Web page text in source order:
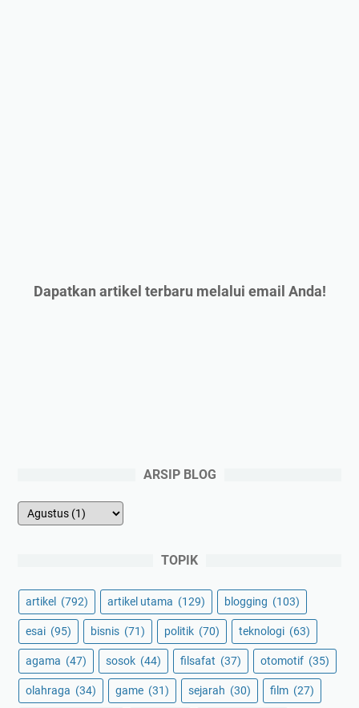
Dapatkan artikel terbaru melalui email Anda!
ARSIP BLOG
TOPIK
artikel (792) artikel utama (129) blogging (103)
esai (95) bisnis (71) politik (70) teknologi (63)
agama (47) sosok (44) filsafat (37) otomotif (35)
olahraga (34) game (31) sejarah (30) film (27)